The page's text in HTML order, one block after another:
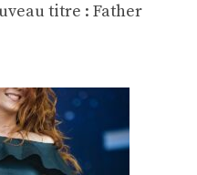
titre : Father